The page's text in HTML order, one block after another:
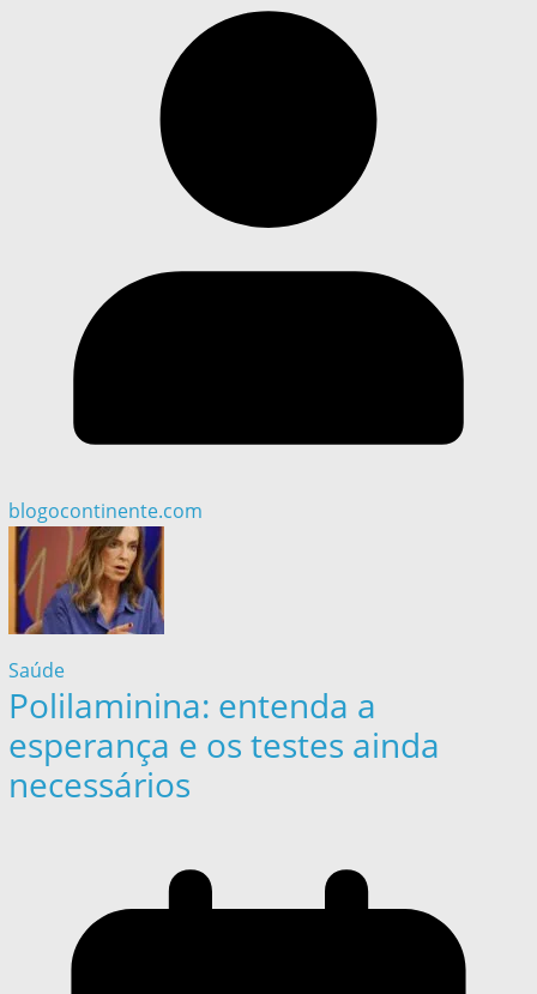
blogocontinente.com
Saúde
Polilaminina: entenda a
esperança e os testes ainda
necessários